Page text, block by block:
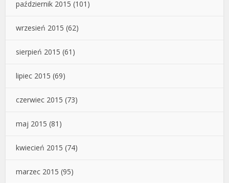
październik 2015 (101)
wrzesień 2015 (62)
sierpień 2015 (61)
lipiec 2015 (69)
czerwiec 2015 (73)
maj 2015 (81)
kwiecień 2015 (74)
marzec 2015 (95)